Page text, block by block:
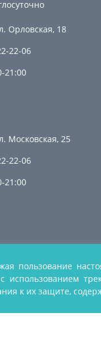
пользование
использованием
к их защите,
Орловская, 18
22-06
21:00
Московская, 25
22-06
21:00